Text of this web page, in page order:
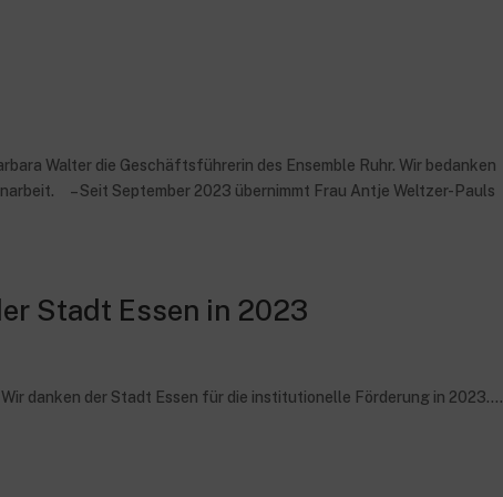
Walter die Geschäftsführerin des Ensemble Ruhr. Wir bedanken
– Seit September 2023 übernimmt Frau Antje Weltzer-Pauls
Stadt Essen in 2023
danken der Stadt Essen für die institutionelle Förderung in 2023....